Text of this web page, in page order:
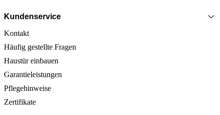
Kundenservice
Kontakt
Häufig gestellte Fragen
Haustür einbauen
Garantieleistungen
Pflegehinweise
Zertifikate